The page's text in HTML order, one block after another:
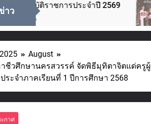
าว ชมรมวิชาชีพแฟชั่นแล
2025
August
ชีวศึกษานครสวรรค์ จัดพิธีมุทิตาจิตแด่ครู
ระจำภาคเรียนที่ 1 ปีการศึกษา 2568
กาศ